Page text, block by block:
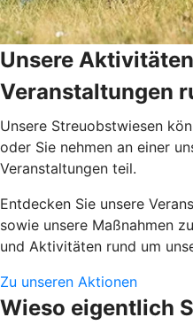
Unsere
Veranstaltungen
Unsere Streuobstwiesen
oder Sie nehmen an einer
Veranstaltungen teil.
Entdecken Sie unsere
sowie unsere Maßnahmen
und Aktivitäten rund um
Zu unseren Aktionen
Wieso eigentlich